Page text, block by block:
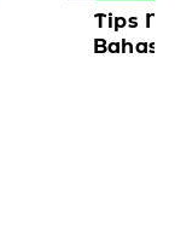
Tips